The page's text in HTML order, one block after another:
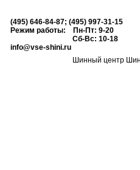
(495) 646-84-87; (495) 997-31-15
Режим работы: Пн-Пт: 9-20
Сб-Вс: 10-18
info@vse-shini.ru
Шинный центр